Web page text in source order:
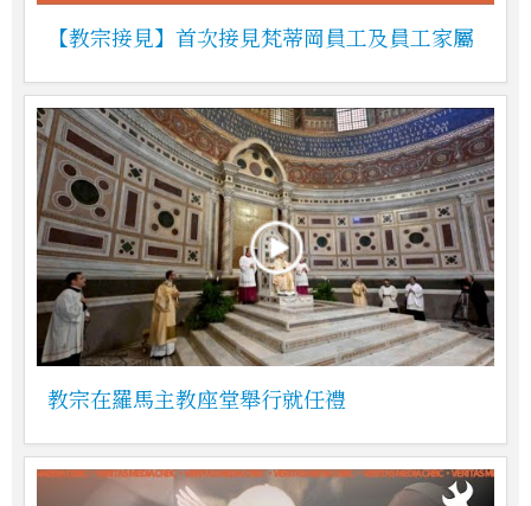
【教宗接見】首次接見梵蒂岡員工及員工家屬
教宗在羅馬主教座堂舉行就任禮